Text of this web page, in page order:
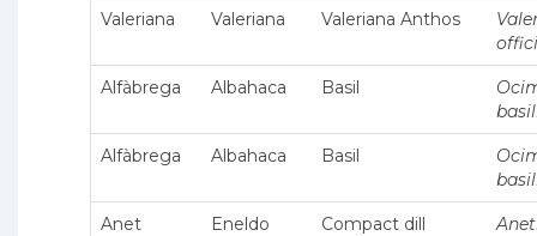
Valeriana Valeriana Valeriana Anthos
Alfàbrega Albahaca Basil
Alfàbrega Albahaca Basil
Anet Eneldo Compact dill